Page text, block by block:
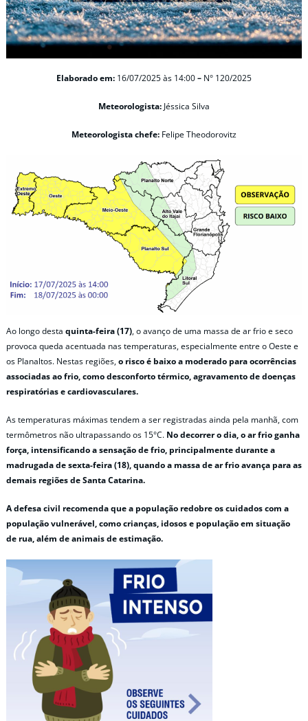
Elaborado em: 16/07/2025às 14:00– N° 120/2025
Meteorologista: Jéssica Silva
Meteorologista chefe: Felipe Theodorovitz
Ao longo desta quinta-feira (17), o avanço de uma massa de ar frio e seco
provoca queda acentuada nas temperaturas, especialmente entre o Oeste e
os Planaltos. Nestas regiões,o risco é baixo a moderado para ocorrências
associadas ao frio, como desconforto térmico, agravamento de doenças
respiratórias e cardiovasculares.
As temperaturas máximas tendem a ser registradas ainda pela manhã, com
termômetros não ultrapassando os 15°C. No decorrer o dia, o ar frio ganha
força, intensificando a sensação de frio, principalmente durante a
madrugada de sexta-feira (18), quando a massa de ar frio avança para as
demais regiões de Santa Catarina.
A defesa civil recomenda que a população redobre os cuidados com a
população vulnerável, como crianças, idosos e população em situação
de rua, além de animais de estimação.